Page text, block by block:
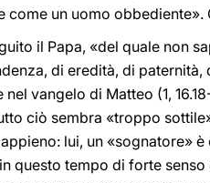
come un uomo obbediente».
il Papa, «del quale non
di eredità, di
vangelo di Matteo (1,
ciò sembra «troppo
lui, un «sognatore»
questo tempo di forte